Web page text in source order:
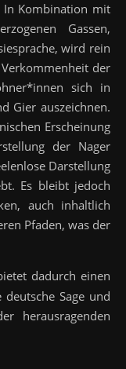
In Kombination mit
Gassen,
wird rein
der
sich in
Gier auszeichnen.
Erscheinung
der Nager
Darstellung
Es bleibt jedoch
auch inhaltlich
Pfaden, was der
dadurch einen
Sage und
herausragenden